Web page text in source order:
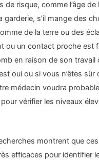
de risque, comme l’âge de
garderie, s’il mange des
de la terre ou des
ou un contact proche est
en raison de son travail
oui ou si vous n’êtes sûr
médecin voudra
pour vérifier les niveaux
montrent que
efficaces pour identifier